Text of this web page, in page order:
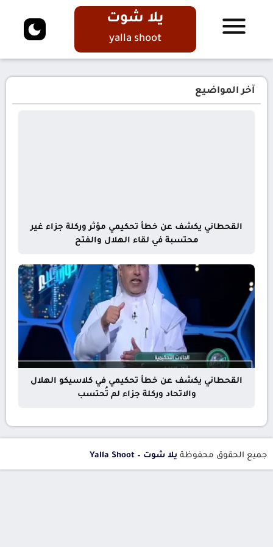
يلا شوت
yalla shoot
آخر المواضيع
القحطاني يكشف عن خطأ تحكيمي مؤثر وركلة جزاء غير
محتسبة في لقاء الهلال والفتح
القحطاني يكشف عن خطأ تحكيمي في كلاسيكو الهلال
والاتحاد وركلة جزاء لم تُحتسب
جميع الحقوق محفوظة يلا شوت – Yalla Shoot